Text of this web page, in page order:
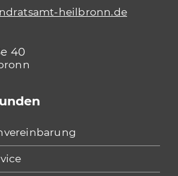
40
heilbronn.de